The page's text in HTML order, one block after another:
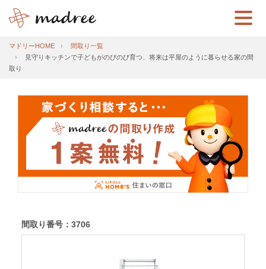
マドリーHOME
間取り一覧
見守りキッチンで子どもがのびのび育つ、将来は平屋のように暮らせる家の間
取り
間取り番号：3706